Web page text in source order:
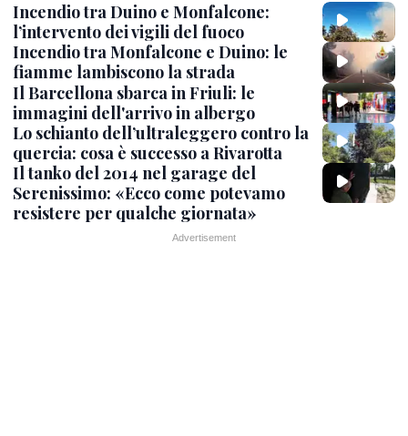
Incendio tra Duino e Monfalcone:
l’intervento dei vigili del fuoco
Incendio tra Monfalcone e Duino: le
fiamme lambiscono la strada
Il Barcellona sbarca in Friuli: le
immagini dell'arrivo in albergo
Lo schianto dell’ultraleggero contro la
quercia: cosa è successo a Rivarotta
Il tanko del 2014 nel garage del
Serenissimo: «Ecco come potevamo
resistere per qualche giornata»